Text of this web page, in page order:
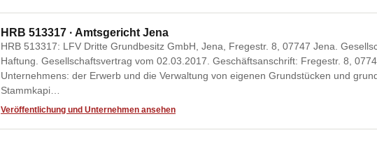
HRB 513317 · Amtsgericht Jena
HRB 513317: LFV Dritte Grundbesitz GmbH, Jena, Fregestr. 8, 07747 Jena.
Haftung. Gesellschaftsvertrag vom 02.03.2017. Geschäftsanschrift: Fregestr. 8,
Unternehmens: der Erwerb und die Verwaltung von eigenen Grundstücken und
Stammkapi…
Veröffentlichung und Unternehmen ansehen